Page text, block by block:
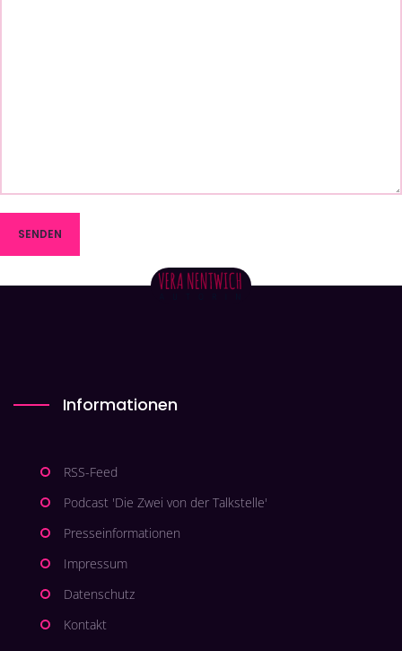
Informationen
RSS-Feed
Podcast 'Die Zwei von der Talkstelle'
Presseinformationen
Impressum
Datenschutz
Kontakt